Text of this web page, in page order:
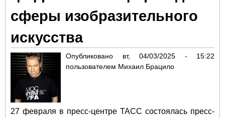
сферы изобразительного
искусства
Опубликовано вт, 04/03/2025 - 15:22
пользователем Михаил Брацило
27 февраля в пресс-центре ТАСС состоялась пресс-